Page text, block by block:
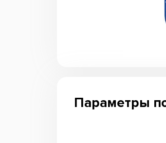
Параметры